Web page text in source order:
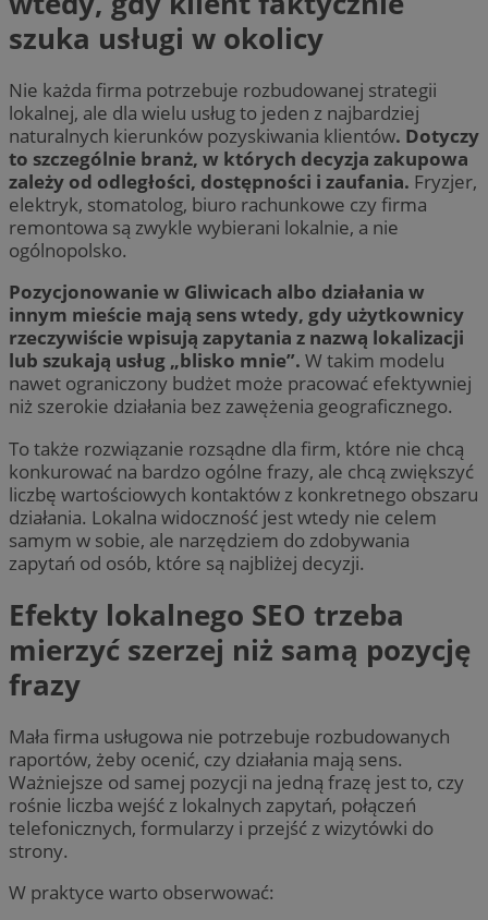
szuka usługi w okolicy
Nie każda firma potrzebuje rozbudowanej strategii
lokalnej, ale dla wielu usług to jeden z najbardziej
naturalnych kierunków pozyskiwania klientów. Dotyczy
to szczególnie branż, w których decyzja zakupowa
zależy od odległości, dostępności i zaufania. Fryzjer,
elektryk, stomatolog, biuro rachunkowe czy firma
remontowa są zwykle wybierani lokalnie, a nie
ogólnopolsko.
Pozycjonowanie w Gliwicach albo działania w
innym mieście mają sens wtedy, gdy użytkownicy
rzeczywiście wpisują zapytania z nazwą lokalizacji
lub szukają usług „blisko mnie”. W takim modelu
nawet ograniczony budżet może pracować efektywniej
niż szerokie działania bez zawężenia geograficznego.
To także rozwiązanie rozsądne dla firm, które nie chcą
konkurować na bardzo ogólne frazy, ale chcą zwiększyć
liczbę wartościowych kontaktów z konkretnego obszaru
działania. Lokalna widoczność jest wtedy nie celem
samym w sobie, ale narzędziem do zdobywania
zapytań od osób, które są najbliżej decyzji.
Efekty lokalnego SEO trzeba
mierzyć szerzej niż samą pozycję
frazy
Mała firma usługowa nie potrzebuje rozbudowanych
raportów, żeby ocenić, czy działania mają sens.
Ważniejsze od samej pozycji na jedną frazę jest to, czy
rośnie liczba wejść z lokalnych zapytań, połączeń
telefonicznych, formularzy i przejść z wizytówki do
strony.
W praktyce warto obserwować: